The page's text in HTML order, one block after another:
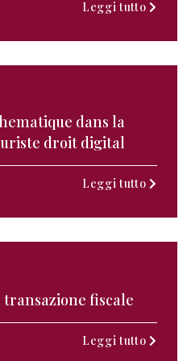
Leggi tutto
dans la
droit digital
Leggi tutto
fiscale
Leggi tutto